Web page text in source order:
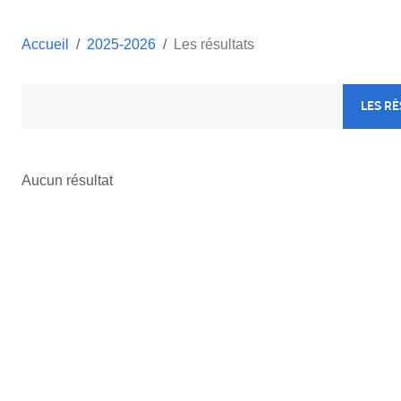
Accueil 2025-2026 Les résultats
LES
Aucun résultat